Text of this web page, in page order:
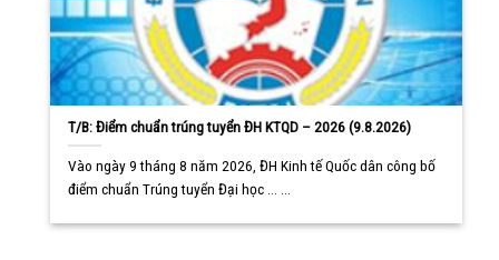
T/B: Điểm chuẩn trúng tuyển ĐH KTQD – 2026 (9.8.2026)
Vào ngày 9 tháng 8 năm 2026, ĐH Kinh tế Quốc dân công bố
điểm chuẩn Trúng tuyển Đại học ... ...